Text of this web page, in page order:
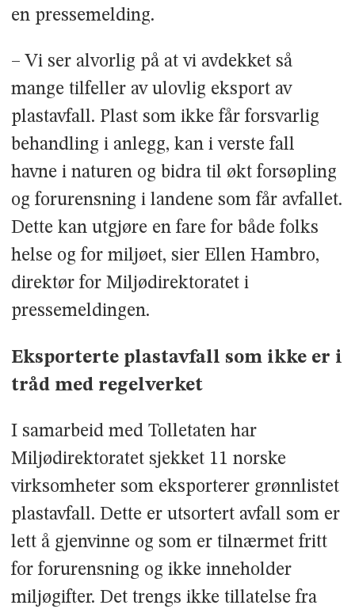
en pressemelding.
– Vi ser alvorlig på at vi avdekket så
mange tilfeller av ulovlig eksport av
plastavfall. Plast som ikke får forsvarlig
behandling i anlegg, kan i verste fall
havne i naturen og bidra til økt forsøpling
og forurensning i landene som får avfallet.
Dette kan utgjøre en fare for både folks
helse og for miljøet, sier Ellen Hambro,
direktør for Miljødirektoratet i
pressemeldingen.
Eksporterte plastavfall som ikke er i
tråd med regelverket
I samarbeid med Tolletaten har
Miljødirektoratet sjekket 11 norske
virksomheter som eksporterer grønnlistet
plastavfall. Dette er utsortert avfall som er
lett å gjenvinne og som er tilnærmet fritt
for forurensning og ikke inneholder
miljøgifter. Det trengs ikke tillatelse fra